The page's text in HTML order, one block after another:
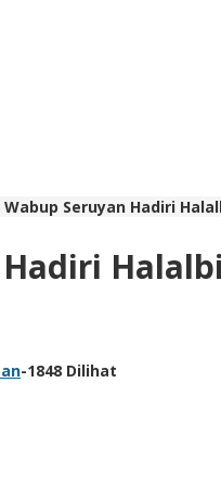
Wabup Seruyan Hadiri
-1848 Dilihat